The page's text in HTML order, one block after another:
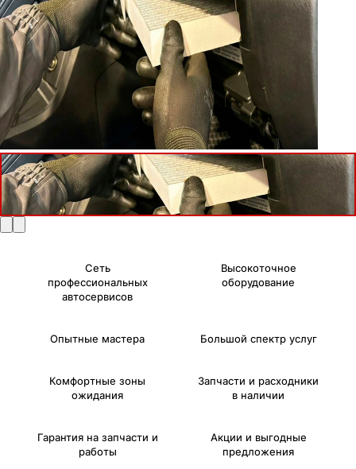
Сеть
профессиональных
автосервисов
Высокоточное
оборудование
Опытные мастера Большой спектр услуг
Комфортные зоны
ожидания
Запчасти и расходники
в наличии
Гарантия на запчасти и
работы
Акции и выгодные
предложения